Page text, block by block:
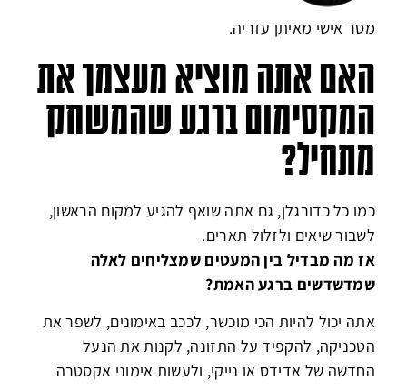
מסר אישי מאיתן עזריה.
האם אתה מוציא מעצמך את
המקסימום ברגע שהמשחק
מתחיל?
כמו כל כדורגלן, גם אתה שואף להגיע למקום הראשון,
לשבור שיאים ולזלול תארים.
אז מה מבדיל בין המעטים שמצליחים לאלה
שמדשדשים ברגע האמת?
אתה יכול להיות הכי מוכשר, לככב באימונים, לשפר את
הטכניקה, להקפיד על התזונה, לקנות את הנעל
החדשה של אדידס או נייקי, ולעשות אימוני אקסטרה